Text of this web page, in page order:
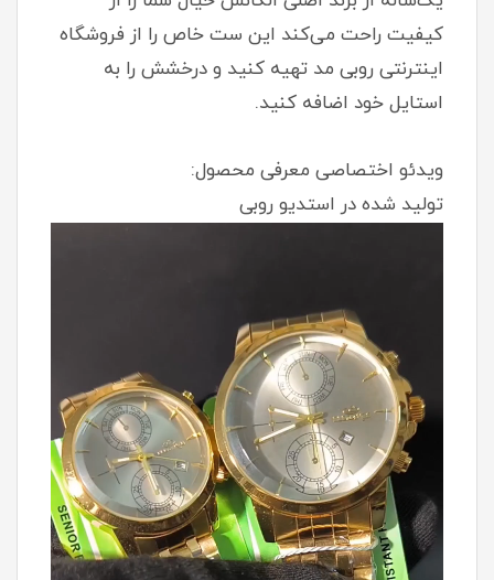
کیفیت راحت می‌کند این ست خاص را از فروشگاه
اینترنتی روبی مد تهیه کنید و درخشش را به
استایل خود اضافه کنید.
ویدئو اختصاصی معرفی محصول:
تولید شده در استدیو روبی